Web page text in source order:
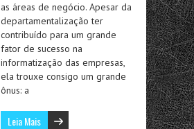
as áreas de negócio. Apesar da
departamentalização ter
contribuído para um grande
fator de sucesso na
informatização das empresas,
ela trouxe consigo um grande
ônus: a
Leia Mais